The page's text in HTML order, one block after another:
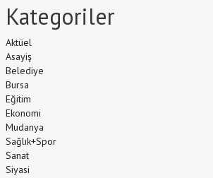
Kategoriler
Aktüel
Asayiş
Belediye
Bursa
Eğitim
Ekonomi
Mudanya
Sağlık+Spor
Sanat
Siyasi